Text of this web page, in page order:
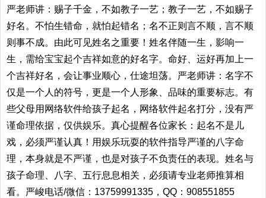
严老师讲：赐子千金，不如教子一艺；教子一艺，不如赐子
好名。不怕生错命，就怕起错名；名不正则言不顺，言不顺
则事不成。由此可见姓名之重要！姓名伴随一生，影响一
生，需给宝宝起个吉祥如意的好名字。命好、运好再加上一
个吉祥好名，会让事业顺心，仕途坦荡。严老师讲：名字不
仅是一个人的符号，更是一个人形象、品味的重要标志。有
些父母用网络软件给孩子起名，网络软件起名打分，没有严
谨命理依据，仅供娱乐。真心提醒各位家长：起名不是儿
戏，必须严谨认真！用娱乐玩耍的软件指导严谨的八字命
理，本身就是不严谨，也是对孩子不负责任的表现。姓名与
孩子命理、八字、五行息息相关，必须请专业老师推算相
看。严峻电话/微信：13759991335，QQ：908551855